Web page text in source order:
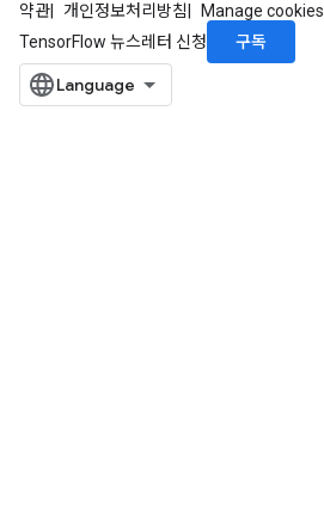
약관 개인정보처리방침
Manage cookies
TensorFlow 뉴스레터 신청
구독